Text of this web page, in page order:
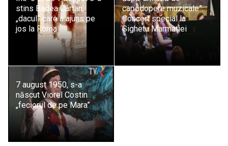
stins Badea Cârțan,
„dacul” care a ajuns pe
jos la Roma
capodopere muzicale”.
Concert special la
Sighetu Marmației
7 august 1950, s-a
născut Viorel Costin
„feciorul de pe Mara”